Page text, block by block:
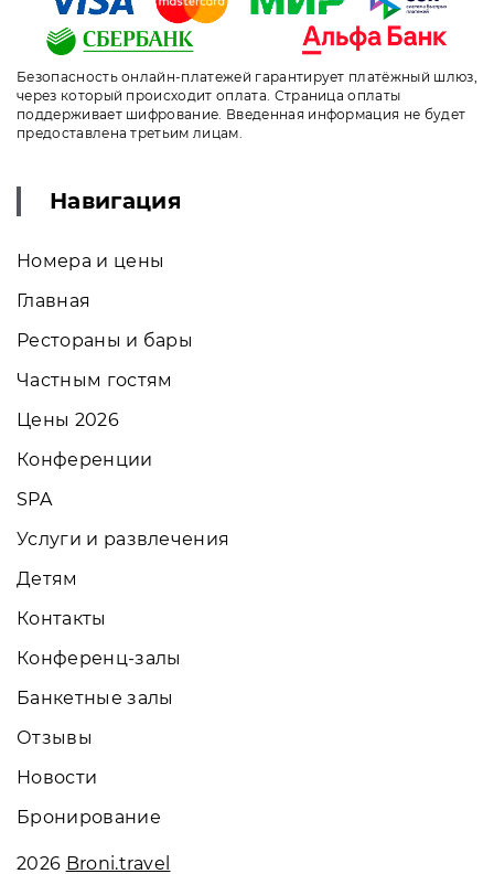
Безопасность онлайн-платежей гарантирует платёжный шлюз,
через который происходит оплата. Страница оплаты
поддерживает шифрование. Введенная информация не будет
предоставлена третьим лицам.
Навигация
Номера и цены
Главная
Рестораны и бары
Частным гостям
Цены 2026
Конференции
SPA
Услуги и развлечения
Детям
Контакты
Конференц-залы
Банкетные залы
Отзывы
Новости
Бронирование
2026 Broni.travel